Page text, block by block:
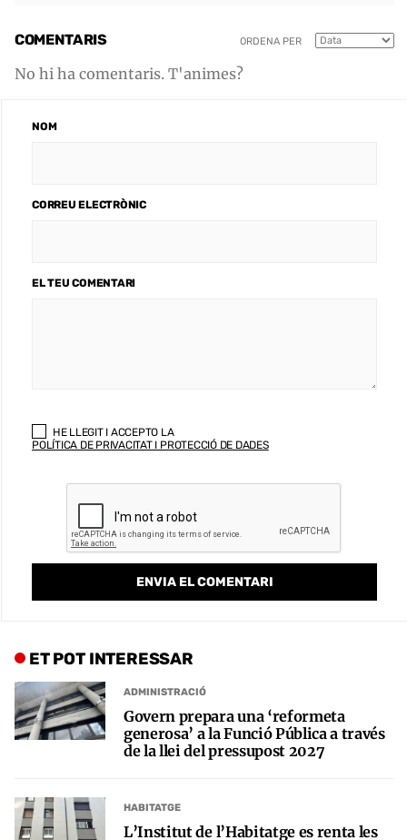
COMENTARIS ORDENA PER
No hi ha comentaris. T'animes?
NOM
CORREU ELECTRÒNIC
EL TEU COMENTARI
HE LLEGIT I ACCEPTO LA
POLÍTICA DE PRIVACITAT I PROTECCIÓ DE DADES
ET POT INTERESSAR
ADMINISTRACIÓ
Govern prepara una ‘reformeta
generosa’ a la Funció Pública a través
de la llei del pressupost 2027
HABITATGE
L’Institut de l’Habitatge es renta les